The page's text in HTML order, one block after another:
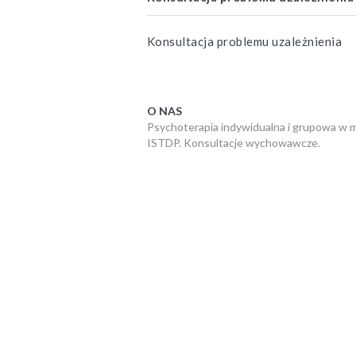
Konsultacja problemu uzależnienia
O NAS
Psychoterapia indywidualna i grupowa w
ISTDP. Konsultacje wychowawcze.